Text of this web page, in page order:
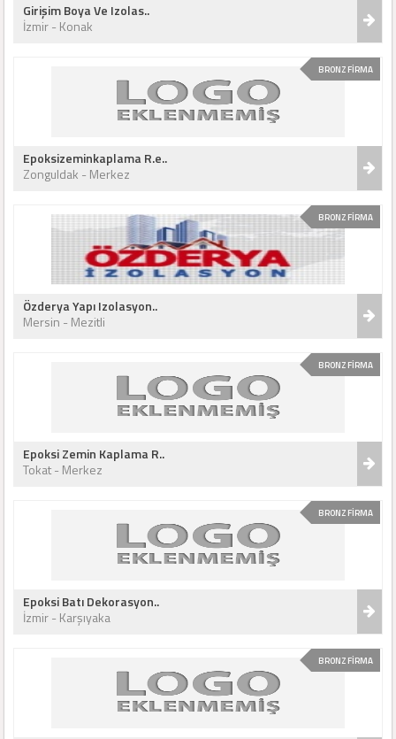
Girişim Boya Ve Izolas..
İzmir - Konak
BRONZ FİRMA
Epoksizeminkaplama R.e..
Zonguldak - Merkez
BRONZ FİRMA
Özderya Yapı Izolasyon..
Mersin - Mezitli
BRONZ FİRMA
Epoksi Zemin Kaplama R..
Tokat - Merkez
BRONZ FİRMA
Epoksi Batı Dekorasyon..
İzmir - Karşıyaka
BRONZ FİRMA